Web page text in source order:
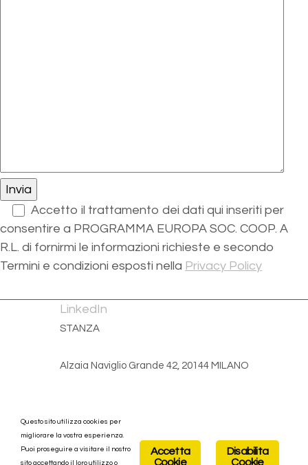
Accetto il trattamento dei dati qui inseriti per
consentire a PROGRAMMA EUROPA SOC. COOP. A
R.L. di fornirmi le informazioni richieste e secondo
Termini e condizioni esposti nella Privacy Policy
PROGRAMMA EUROPA SOC. COOP. A R.L.
LinkedIn
STANZA
Alzaia Naviglio Grande 42, 20144 MILANO
Disabilita
Cookie
Accetta
Cookie
Questo sito utilizza cookies per
migliorare la vostra esperienza.
Puoi proseguire a visitare il nostro
sito accettando il loro utilizzo o